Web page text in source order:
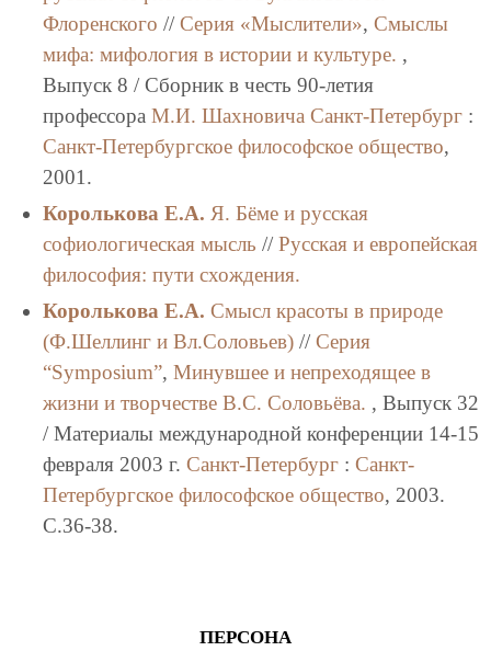
Флоренского // Серия «Мыслители», Смыслы
мифа: мифология в истории и культуре. ,
Выпуск 8 / Сборник в честь 90-летия
профессора М.И. Шахновича Санкт-Петербург:
Санкт-Петербургское философское общество,
2001.
Королькова Е.А. Я. Бёме и русская
софиологическая мысль // Русская и европейская
философия: пути схождения.
Королькова Е.А. Смысл красоты в природе
(Ф.Шеллинг и Вл.Соловьев)// Серия
“Symposium”, Минувшее и непреходящее в
жизни и творчестве В.С. Соловьёва. , Выпуск 32
/ Материалы международной конференции 14-15
февраля 2003 г. Санкт-Петербург: Санкт-
Петербургское философское общество, 2003.
C.36-38.
ПЕРСОНА